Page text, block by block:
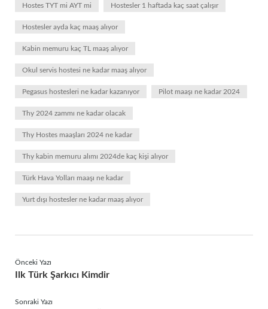
Hostes TYT mi AYT mi Hostesler 1 haftada kaç saat çalışır
Hostesler ayda kaç maaş alıyor
Kabin memuru kaç TL maaş alıyor
Okul servis hostesi ne kadar maaş alıyor
Pegasus hostesleri ne kadar kazanıyor Pilot maaşı ne kadar 2024
Thy 2024 zammı ne kadar olacak
Thy Hostes maaşları 2024 ne kadar
Thy kabin memuru alımı 2024de kaç kişi alıyor
Türk Hava Yolları maaşı ne kadar
Yurt dışı hostesler ne kadar maaş alıyor
Önceki Yazı
Ilk Türk Şarkıcı Kimdir
Sonraki Yazı